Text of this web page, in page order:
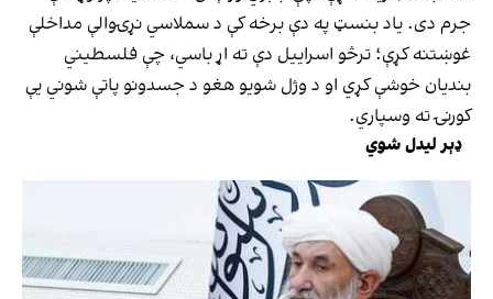
جرم دی. یاد بنسټ په دې برخه کې د سملاسي نړۍوالې مداخلې
غوښتنه کړې؛ ترڅو اسراییل دې ته اړ باسي، چې فلسطیني
بندیان خوشې کړي او د وژل شویو هغو د جسدونو پاتې شوني یې
کورنۍ ته وسپاري.
ډېر لیدل شوي